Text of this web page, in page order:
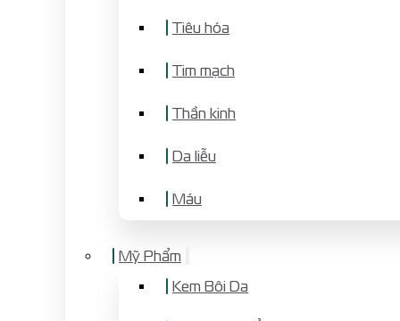
Tiêu hóa
Tim mạch
Thần kinh
Da liễu
Máu
Mỹ Phẩm
Kem Bôi Da